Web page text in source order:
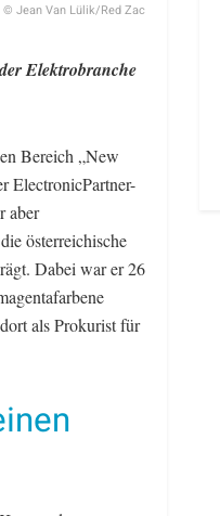
Jean Van Lülik/Red Zac
Elektrobranche
Bereich „New
ElectronicPartner-
aber
österreichische
Dabei war er 26
als Prokurist für